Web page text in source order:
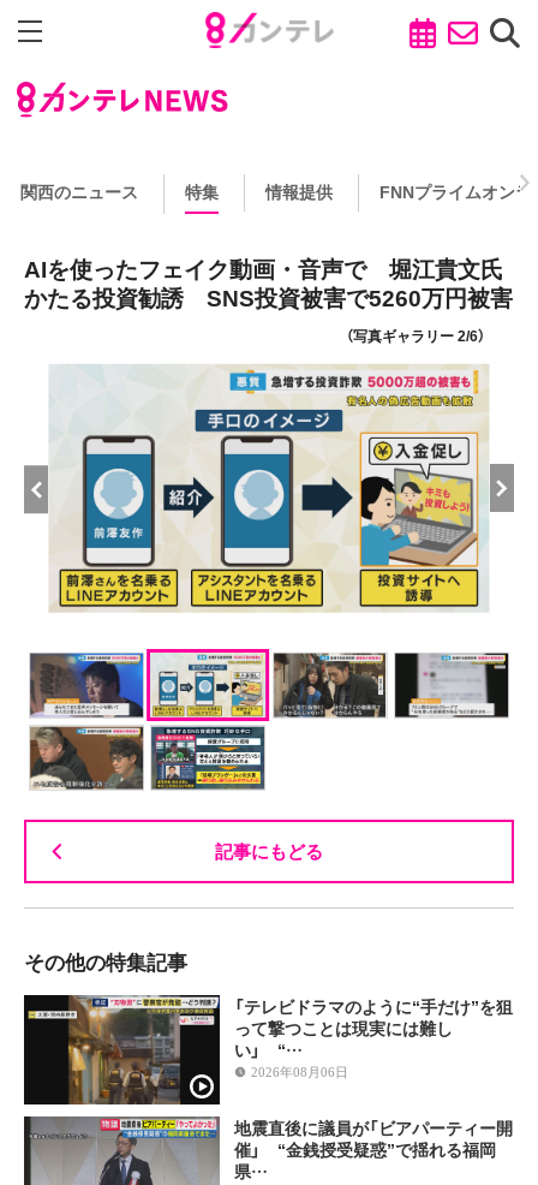
関西のニュース 特集 情報提供 FNNプライムオンラ
AIを使ったフェイク動画・音声で 堀江貴文氏
かたる投資勧誘 SNS投資被害で5260万円被害
（写真ギャラリー 2/6）
記事にもどる
その他の特集記事
「テレビドラマのように“手だけ”を狙
って撃つことは現実には難し
い」 “…
2026年08月06日
地震直後に議員が「ビアパーティー開
催」 “金銭授受疑惑”で揺れる福岡
県…